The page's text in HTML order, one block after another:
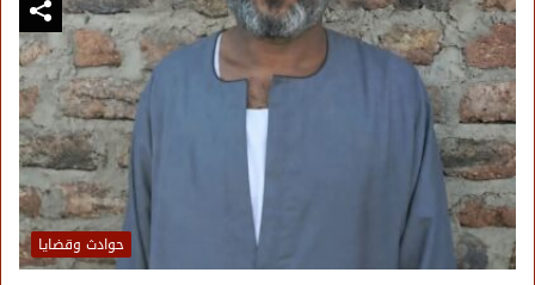
حوادث وقضايا